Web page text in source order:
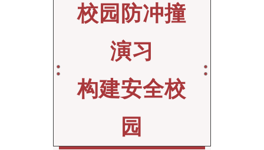
校园防冲撞
演习
构建安全校
园